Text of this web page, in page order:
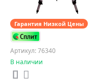
Гарантия Низкой Цены
Артикул: 76340
В наличии